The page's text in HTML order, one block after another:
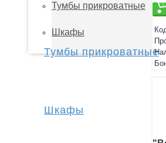
Тумбы прикроватные
Шкафы
Тумбы прикроватные
Шкафы